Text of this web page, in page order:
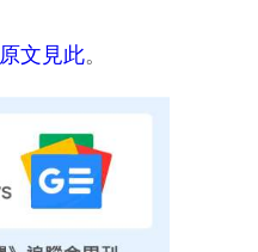
原文見此。